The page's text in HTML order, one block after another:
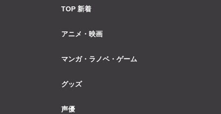
TOP 新着
アニメ・映画
マンガ・ラノベ・ゲーム
グッズ
声優